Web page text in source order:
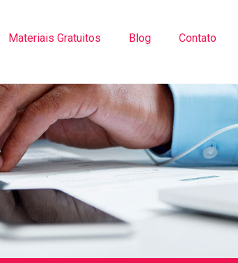
Materiais Gratuitos Blog Contato